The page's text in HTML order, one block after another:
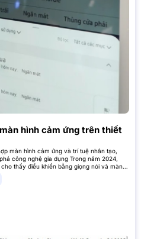
hình cảm ứng trên thiết
màn hình cảm ứng và trí tuệ nhân tạo,
công nghệ gia dụng Trong năm 2024,
thấy điều khiển bằng giọng nói và màn